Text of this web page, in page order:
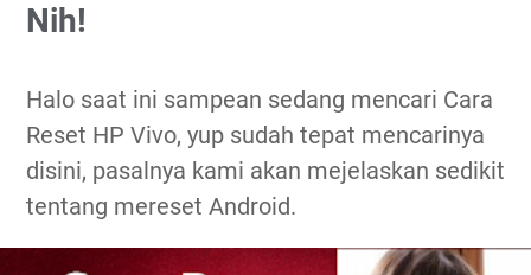
Nih!
Halo saat ini sampean sedang mencari Cara
Reset HP Vivo, yup sudah tepat mencarinya
disini, pasalnya kami akan mejelaskan sedikit
tentang mereset Android.